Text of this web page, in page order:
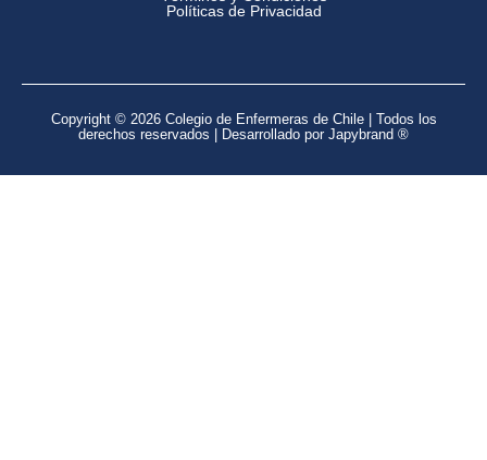
Políticas de Privacidad
Copyright © 2026 Colegio de Enfermeras de Chile | Todos los
derechos reservados | Desarrollado por Japybrand ®